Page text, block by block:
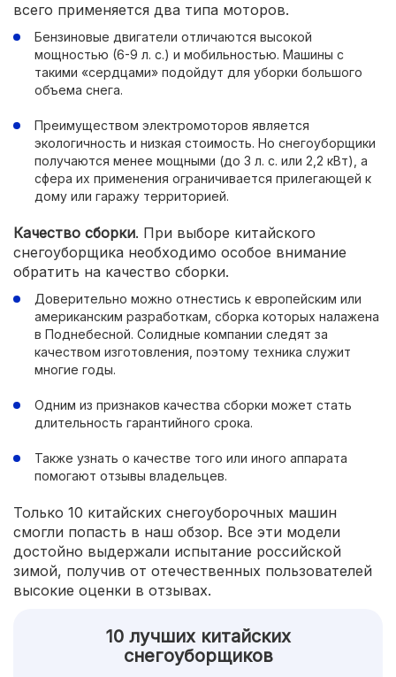
всего применяется два типа моторов.
Бензиновые двигатели отличаются высокой
мощностью (6-9 л. с.) и мобильностью. Машины с
такими «сердцами» подойдут для уборки большого
объема снега.
Преимуществом электромоторов является
экологичность и низкая стоимость. Но снегоуборщики
получаются менее мощными (до 3 л. с. или 2,2 кВт), а
сфера их применения ограничивается прилегающей к
дому или гаражу территорией.
Качество сборки. При выборе китайского
снегоуборщика необходимо особое внимание
обратить на качество сборки.
Доверительно можно отнестись к европейским или
американским разработкам, сборка которых налажена
в Поднебесной. Солидные компании следят за
качеством изготовления, поэтому техника служит
многие годы.
Одним из признаков качества сборки может стать
длительность гарантийного срока.
Также узнать о качестве того или иного аппарата
помогают отзывы владельцев.
Только 10 китайских снегоуборочных машин
смогли попасть в наш обзор. Все эти модели
достойно выдержали испытание российской
зимой, получив от отечественных пользователей
высокие оценки в отзывах.
10 лучших китайских
снегоуборщиков